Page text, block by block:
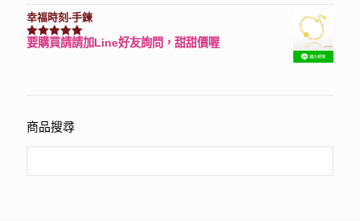
幸福時刻-手鍊
評分3150滿分 5
要購買請請加Line好友詢問，甜甜價喔
商品搜尋